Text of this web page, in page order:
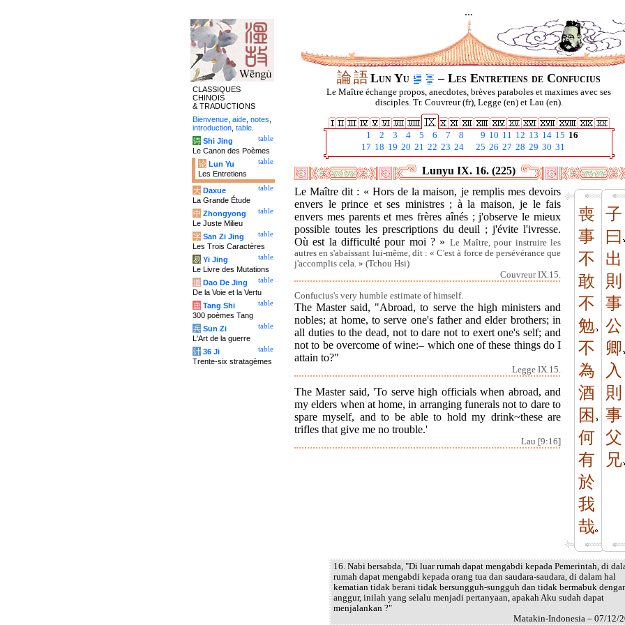
...
論語Lun Yu – Les Entretiens de Confucius
Le Maître échange propos, anecdotes, brèves paraboles et maximes avec ses
disciples. Tr. Couvreur (fr), Legge (en) et Lau (en).
1 2 3 4 5 6 7 8 9 10 11 12 13 14 15 16
17 18 19 20 21 22 23 24 25 26 27 28 29 30 31
Lunyu IX. 16. (225)
喪
事
不
敢
不
勉
不
為
酒
困
何
有
於
我
哉
子
曰
出
則
事
公
卿
入
則
事
父
兄
Le Maître dit : « Hors de la maison, je remplis mes devoirs
envers le prince et ses ministres ; à la maison, je le fais
envers mes parents et mes frères aînés ; j'observe le mieux
possible toutes les prescriptions du deuil ; j'évite l'ivresse.
Où est la difficulté pour moi ? » Le Maître, pour instruire les
autres en s'abaissant lui-même, dit : « C'est à force de persévérance que
j'accomplis cela. » (Tchou Hsi)
Couvreur IX.15.
Confucius's very humble estimate of himself.
The Master said, "Abroad, to serve the high ministers and
nobles; at home, to serve one's father and elder brothers; in
all duties to the dead, not to dare not to exert one's self; and
not to be overcome of wine:– which one of these things do I
attain to?"
Legge IX.15.
The Master said, 'To serve high officials when abroad, and
my elders when at home, in arranging funerals not to dare to
spare myself, and to be able to hold my drink~these are
trifles that give me no trouble.'
Lau [9:16]
16. Nabi bersabda, "Di luar rumah dapat mengabdi kepada Pemerintah, di
rumah dapat mengabdi kepada orang tua dan saudara-saudara, di dalam hal
kematian tidak berani tidak bersungguh-sungguh dan tidak bermabuk
anggur, inilah yang selalu menjadi pertanyaan, apakah Aku sudah dapat
menjalankan ?"
Matakin-Indonesia – 07/12/
CLASSIQUES
CHINOIS
& TRADUCTIONS
Bienvenue aide notes
introduction table
table
诗 Shi Jing
Le Canon des Poèmes
table
论 Lun Yu
Les Entretiens
table
大 Daxue
La Grande Étude
table
中 Zhongyong
Le Juste Milieu
table
字 San Zi Jing
Les Trois Caractères
table
易 Yi Jing
Le Livre des Mutations
table
道 Dao De Jing
De la Voie et la Vertu
table
唐 Tang Shi
300 poèmes Tang
table
兵 Sun Zi
L'Art de la guerre
table
计 36 Ji
Trente-six stratagèmes